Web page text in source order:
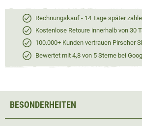
Rechnungskauf - 14 Tage später
Kostenlose Retoure innerhalb von 30
100.000+ Kunden vertrauen Pirscher
Bewertet mit 4,8 von 5 Sterne bei
BESONDERHEITEN